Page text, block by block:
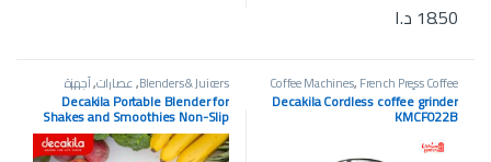
18.50 د.ا
Coffee Machines,French Press Coffee
Makers
,أجهزة المطبخ
Decakila Cordless coffee grinder
KMCF022B
Blenders & Juicers
,عصارات,أجهزة
المطبخ,خلاط,
Slow Juicers
Decakila Portable Blender for
Shakes and Smoothies Non-Slip
Handshake Design 300L
(KMJB012R)